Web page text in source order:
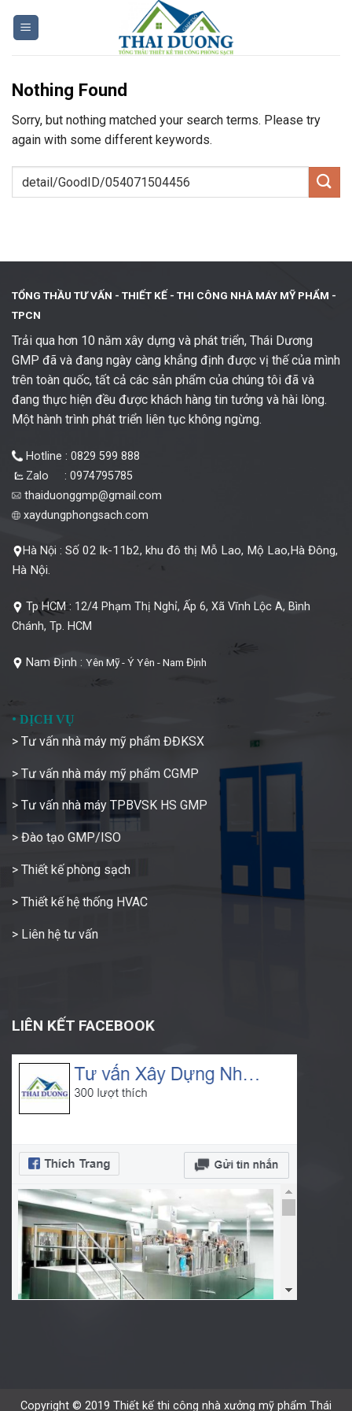
Nothing Found
Sorry, but nothing matched your search terms. Please try
again with some different keywords.
TỔNG THẦU TƯ VẤN - THIẾT KẾ - THI CÔNG NHÀ MÁY MỸ PHẨM -
TPCN
Trải qua hơn 10 năm xây dựng và phát triển, Thái Dương
GMP đã và đang ngày càng khẳng định được vị thế của mình
trên toàn quốc, tất cả các sản phẩm của chúng tôi đã và
đang thực hiện đều được khách hàng tin tưởng và hài lòng.
Một hành trình phát triển liên tục không ngừng.
Hotline : 0829 599 888
Zalo : 0974795785
thaiduonggmp@gmail.com
xaydungphongsach.com
Hà Nội : Số 02 lk-11b2, khu đô thị Mỗ Lao, Mộ Lao,Hà Đông,
Hà Nội.
Tp HCM : 12/4 Phạm Thị Nghỉ, Ấp 6, Xã Vĩnh Lộc A, Bình
Chánh, Tp. HCM
Nam Định : Yên Mỹ - Ý Yên - Nam Định
• DỊCH VỤ
> Tư vấn nhà máy mỹ phẩm ĐĐKSX
> Tư vấn nhà máy mỹ phẩm CGMP
> Tư vấn nhà máy TPBVSK HS GMP
> Đào tạo GMP/ISO
> Thiết kế phòng sạch
> Thiết kế hệ thống HVAC
> Liên hệ tư vấn
LIÊN KẾT FACEBOOK
Copyright © 2019 Thiết kế thi công nhà xưởng mỹ phẩm Thái